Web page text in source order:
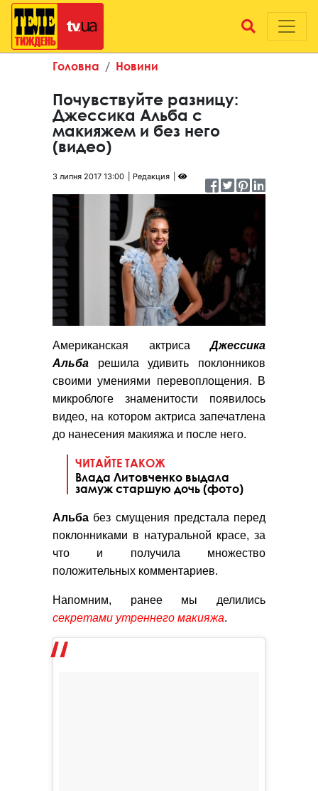
Головна Новини
Почувствуйте разницу:
Джессика Альба с
макияжем и без него
(видео)
3 липня 2017 13:00 Редакция
Американская актрисаДжессика
Альба решила удивить поклонников
своими умениями перевоплощения. В
микроблоге знаменитости появилось
видео, на котором актриса запечатлена
до нанесения макияжа и после него.
ЧИТАЙТЕ ТАКОЖ
Влада Литовченко выдала
замуж старшую дочь (фото)
Альба без смущения предстала перед
поклонниками в натуральной красе, за
что и получила множество
положительных комментариев.
Напомним, ранее мы делились
секретами утреннего макияжа.